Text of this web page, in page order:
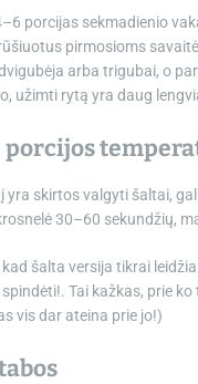
porcijas sekmadienio
pirmosioms
arba trigubai, o
užimti rytą yra daug
porcijos
yra skirtos valgyti šaltai,
30–60 sekundžių,
šalta versija tikrai
Tai kažkas, prie
vis dar ateina prie jo!)